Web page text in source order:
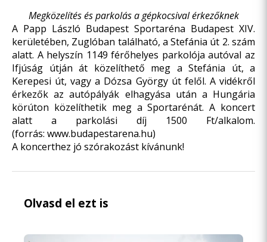
Megközelítés és parkolás a gépkocsival érkezőknek
A Papp László Budapest Sportaréna Budapest XIV.
kerületében, Zuglóban található, a Stefánia út 2. szám
alatt. A helyszín 1149 férőhelyes parkolója autóval az
Ifjúság útján át közelíthető meg a Stefánia út, a
Kerepesi út, vagy a Dózsa György út felől. A vidékről
érkezők az autópályák elhagyása után a Hungária
körúton közelíthetik meg a Sportarénát. A koncert
alatt a parkolási díj 1500 Ft/alkalom.
(forrás: www.budapestarena.hu)
A koncerthez jó szórakozást kívánunk!
Olvasd el ezt is